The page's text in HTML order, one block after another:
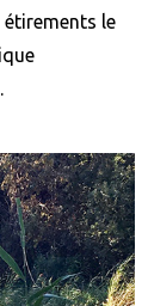
étirements le